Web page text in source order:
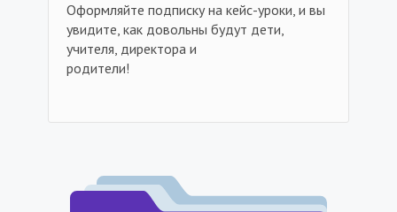
Оформляйте подписку на кейс-уроки, и вы
увидите, как довольны будут дети,
учителя, директора и
родители!